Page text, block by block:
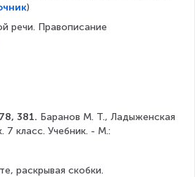
)
речи. Правописание
381. Баранов М. Т., Ладыженская
7 класс. Учебник. - М.:
раскрывая скобки.